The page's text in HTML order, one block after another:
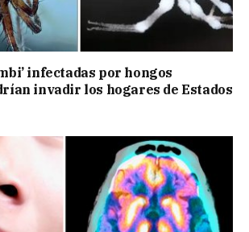
infectadas por hongos
invadir los hogares de Estados